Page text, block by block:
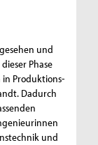
und
Phase
in Produktions-
Dadurch
und